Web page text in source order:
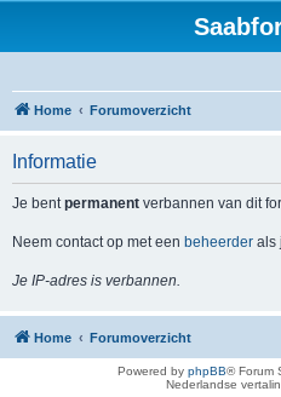
Home Forumoverzicht
Informatie
Je bentpermanent verbannen van dit
Neem contact op met een beheerder als
Je IP-adres is verbannen.
Home Forumoverzicht
Powered by phpBB® Forum
Nederlandse